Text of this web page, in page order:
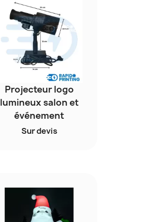
Projecteur logo
lumineux salon et
événement
Sur devis